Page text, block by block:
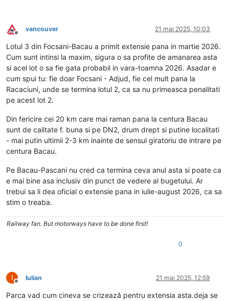
Deconectat
vancouver 21 mai 2025, 10:03
Lotul 3 din Focsani-Bacau a primit extensie pana in martie 2026.
Cum sunt intinsi la maxim, sigura o sa profite de amanarea asta
si acel lot o sa fie gata probabil in vara-toamna 2026. Asadar e
cum spui tu: fie doar Focsani - Adjud, fie cel mult pana la
Racaciuni, unde se termina lotul 2, ca sa nu primeasca penalitati
pe acest lot 2.
Din fericire cei 20 km care mai raman pana la centura Bacau
sunt de calitate f. buna si pe DN2, drum drept si putine localitati
- mai putin ultimii 2-3 km inainte de sensul giratoriu de intrare pe
centura Bacau.
Pe Bacau-Pascani nu cred ca termina ceva anul asta si poate ca
e mai bine asa inclusiv din punct de vedere al bugetului. Ar
trebui sa li dea oficial o extensie pana in iulie-august 2026, ca sa
stim o treaba.
Railway fan. But motorways have to be done first!
0
I
Deconectat
Iulian 21 mai 2025, 12:59
Parca vad cum cineva se crizează pentru extensia asta.deja se